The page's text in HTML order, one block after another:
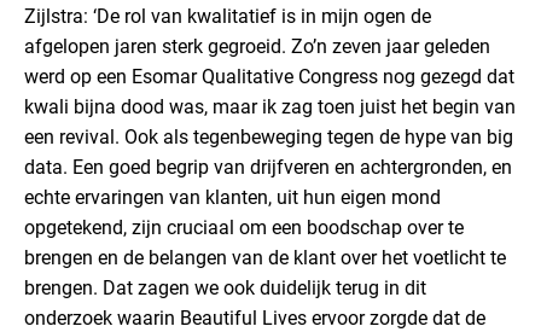
Zijlstra: ‘De rol van kwalitatief is in mijn ogen de
afgelopen jaren sterk gegroeid. Zo’n zeven jaar geleden
werd op een Esomar Qualitative Congress nog gezegd dat
kwali bijna dood was, maar ik zag toen juist het begin van
een revival. Ook als tegenbeweging tegen de hype van big
data. Een goed begrip van drijfveren en achtergronden, en
echte ervaringen van klanten, uit hun eigen mond
opgetekend, zijn cruciaal om een boodschap over te
brengen en de belangen van de klant over het voetlicht te
brengen. Dat zagen we ook duidelijk terug in dit
onderzoek waarin Beautiful Lives ervoor zorgde dat de